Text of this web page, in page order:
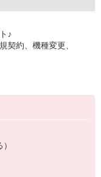
ー、受付
立・検査
ステ
材紹介
♪
契約、機種変更、
ソフトバンク)など
など格安スマホまで幅